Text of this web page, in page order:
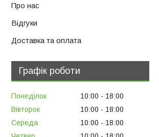
Про нас
Відгуки
Доставка та оплата
Графік роботи
Понеділок 10:00
18:00
Вівторок
10:00
18:00
Середа
10:00
18:00